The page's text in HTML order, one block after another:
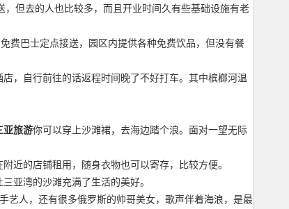
但去的人也比较多，而且开业时间久有些基础设施有老
费巴士定点接送，园区内提供各种免费饮品，但没有餐
，自行前往的话返程时间晚了不好打车。其中槟榔河温
亚旅游你可以穿上沙滩裙，去海边踏个浪。面对一望无际
近的店铺租用，随身衣物也可以寄存，比较方便。
亚湾的沙滩充满了生活的美好。
艺人，还有很多俄罗斯的帅哥美女，歌声伴着海浪，是最